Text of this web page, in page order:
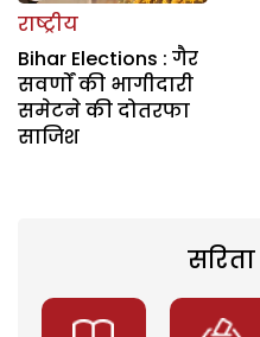
राष्ट्रीय
Bihar Elections : गैर
सवर्णों की भागीदारी
समेटने की दोतरफा
साजिश